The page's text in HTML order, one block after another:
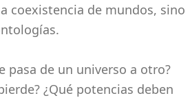
coexistencia de mundos, sino
pasa de un universo a otro?
¿Qué potencias deben